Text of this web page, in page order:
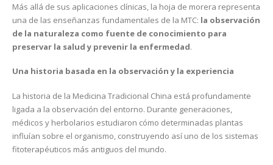
Más allá de sus aplicaciones clínicas, la hoja de morera representa
una de las enseñanzas fundamentales de la MTC: la observación
de la naturaleza como fuente de conocimiento para
preservar la salud y prevenir la enfermedad.
Una historia basada en la observación y la experiencia
La historia de la Medicina Tradicional China está profundamente
ligada a la observación del entorno. Durante generaciones,
médicos y herbolarios estudiaron cómo determinadas plantas
influían sobre el organismo, construyendo así uno de los sistemas
fitoterapéuticos más antiguos del mundo.